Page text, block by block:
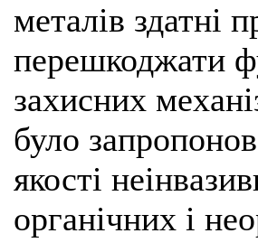
металів здатні
перешкоджати
захисних
було
якості
органічних і